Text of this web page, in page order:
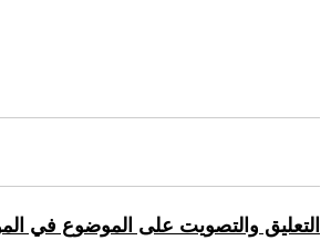
التعليق والتصويت على الموضوع في